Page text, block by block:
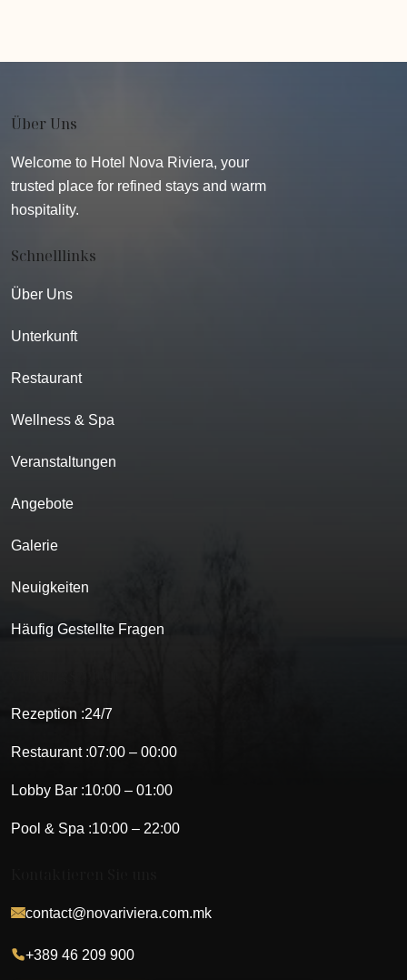
Über Uns
Welcome to Hotel Nova Riviera, your
trusted place for refined stays and warm
hospitality.
Schnelllinks
Über Uns
Unterkunft
Restaurant
Wellness & Spa
Veranstaltungen
Angebote
Galerie
Neuigkeiten
Häufig Gestellte Fragen
Rezeption :24/7
Restaurant :07:00 – 00:00
Lobby Bar :10:00 – 01:00
Pool & Spa :10:00 – 22:00
contact@novariviera.com.mk
+389 46 209 900